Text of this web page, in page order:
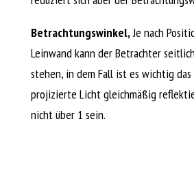
Betrachtungswinkel,Je nach
Leinwand kann der Betrachter
stehen, in dem Fall ist es wichtig das
projizierte Licht gleichmäßig
nicht über 1 sein.